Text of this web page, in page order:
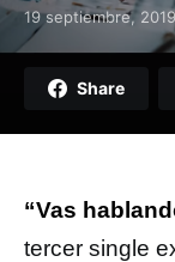
Posted on
19 septiembre, 2019
Share
“Vas
tercer single